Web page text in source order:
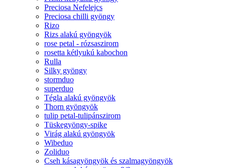
Preciosa Nefelejcs
Preciosa chilli gyöngy
Rizo
Rizs alakú gyöngyök
rose petal - rózsaszirom
rosetta kétlyukú kabochon
Rulla
Silky gyöngy
stormduo
superduo
Tégla alakú gyöngyök
Thorn gyöngyök
tulip petal-tulipánszirom
Tüskegyöngy-spike
Virág alakú gyöngyök
Wibeduo
Zoliduo
Cseh kásagyöngyök és szalmagyöngyök